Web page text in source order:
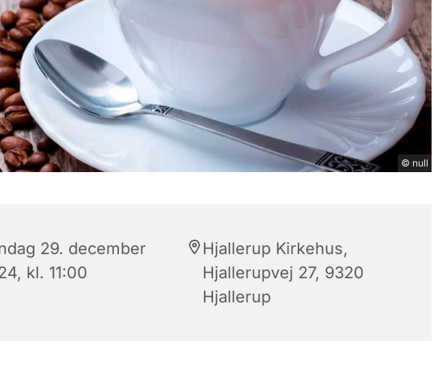
© null
29. december
kl. 11:00
Hjallerup Kirkehus,
Hjallerupvej 27, 9320
Hjallerup